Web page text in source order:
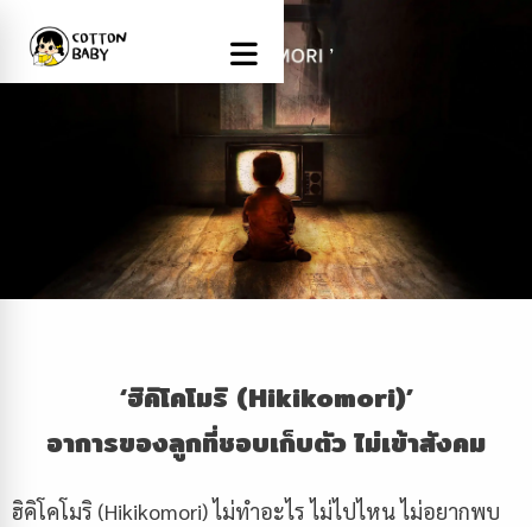
‘ฮิคิโคโมริ (Hikikomori)’
อาการของลูกที่ชอบเก็บตัว ไม่เข้าสังคม
ฮิคิโคโมริ (Hikikomori)ไม่ทำอะไร ไม่ไปไหน ไม่อยากพบ